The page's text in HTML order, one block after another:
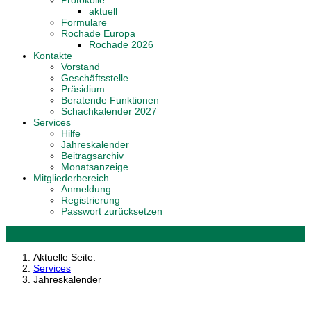
aktuell
Formulare
Rochade Europa
Rochade 2026
Kontakte
Vorstand
Geschäftsstelle
Präsidium
Beratende Funktionen
Schachkalender 2027
Services
Hilfe
Jahreskalender
Beitragsarchiv
Monatsanzeige
Mitgliederbereich
Anmeldung
Registrierung
Passwort zurücksetzen
Aktuelle Seite:
Services
Jahreskalender